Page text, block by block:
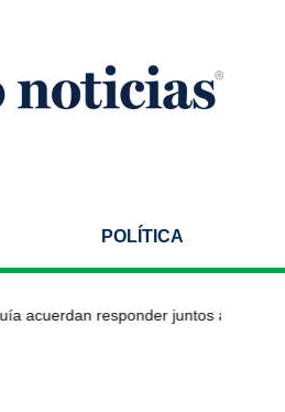
POLÍTICA
responder juntos ante una